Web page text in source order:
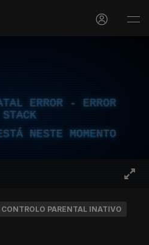
ERROR - ERROR
NESTE MOMENTO
CONTROLO PARENTAL INATIVO